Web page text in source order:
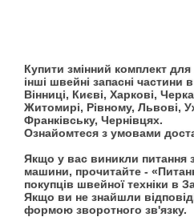
Купити змінний комплект
інші швейні запасні частини
Вінниці, Києві, Харкові,
Житомирі, Рівному, Львові,
Франківську, Чернівцях.
Ознайомтеся з умовами
Якщо у вас виникли питання
машини, прочитайте -
покупців швейної техніки в
Якщо ви не знайшли
формою зворотного зв'язку.